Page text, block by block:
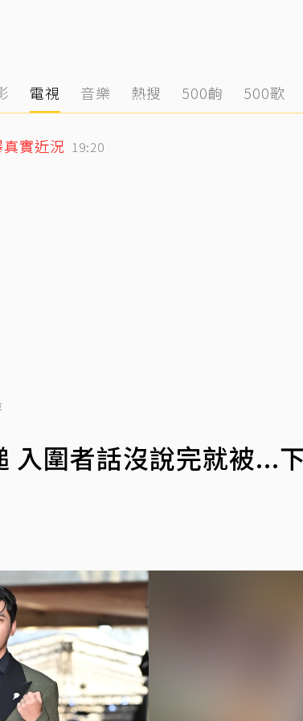
電視 音樂 熱搜 500齣 500歌
實近況 19:20
入圍者話沒說完就被...